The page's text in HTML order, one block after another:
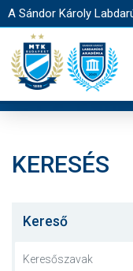
A Sándor Károly
KERESÉS
Kereső